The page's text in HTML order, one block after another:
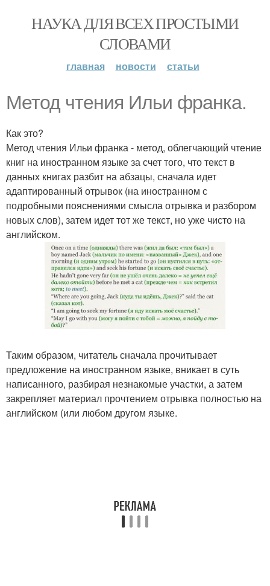
НАУКА ДЛЯ ВСЕХ ПРОСТЫМИ
СЛОВАМИ
главная новости статьи
Метод чтения Ильи франка.
Как это?
Метод чтения Ильи франка - метод, облегчающий чтение
книг на иностранном языке за счет того, что текст в
данных книгах разбит на абзацы, сначала идет
адаптированный отрывок (на иностранном с
подробными пояснениями смысла отрывка и разбором
новых слов), затем идет тот же текст, но уже чисто на
английском.
Таким образом, читатель сначала прочитывает
предложение на иностранном языке, вникает в суть
написанного, разбирая незнакомые участки, а затем
закрепляет материал прочтением отрывка полностью на
английском (или любом другом языке.